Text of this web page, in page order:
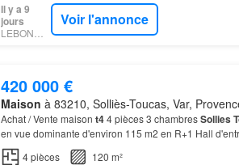
Il y a 9
jours
Voir l'annonce
420 000 €
Maison à 83210, Solliès-Toucas, Var,
Achat / Vente maison t44 pièces 3 chambresSollies
en vue dominante d'environ 115 m2 en R+1 Hall
(83210)…
4pièces
120 m²